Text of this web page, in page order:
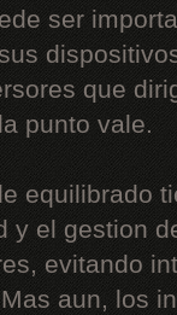
ser
que
punto vale.
equilibrado
y el gestion
evitando
aun, los